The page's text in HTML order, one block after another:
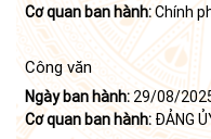
Cơ quan ban hành:Chính
Công văn
Ngày ban hành: 29/08/
Cơ quan ban hành: ĐẢNG